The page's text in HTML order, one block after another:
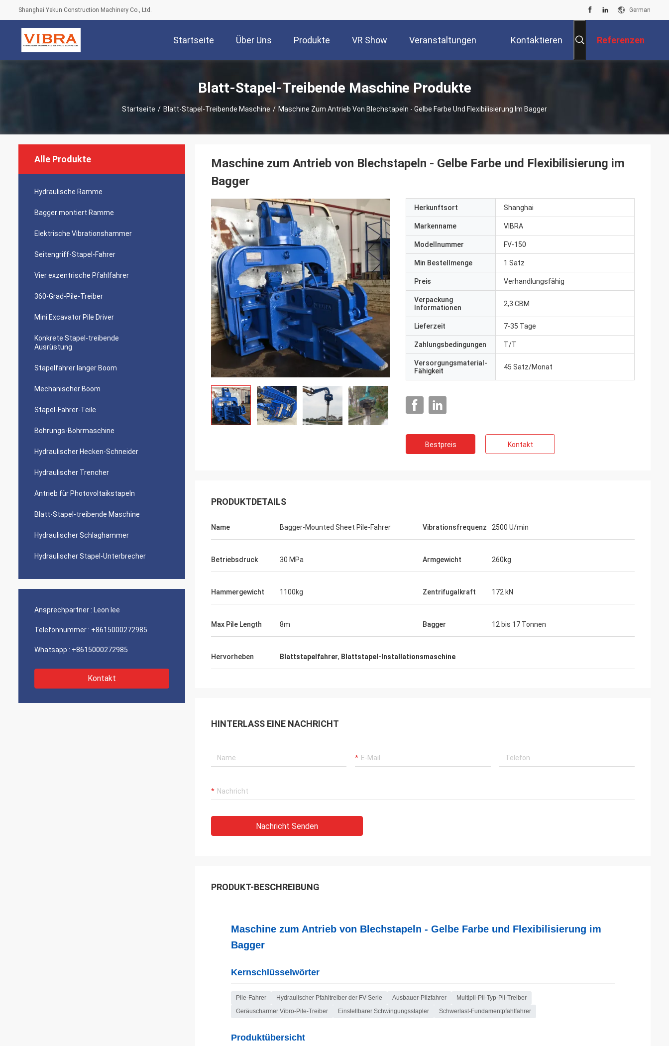
Shanghai Yekun Construction Machinery Co., Ltd. German
Startseite Über Uns Produkte VR Show Veranstaltungen Kontaktieren Referenzen
Blatt-Stapel-Treibende Maschine Produkte
Startseite / Blatt-Stapel-Treibende Maschine / Maschine Zum Antrieb Von Blechstapeln - Gelbe Farbe Und Flexibilisierung Im Bagger
Alle Produkte
Hydraulische Ramme
Bagger montiert Ramme
Elektrische Vibrationshammer
Seitengriff-Stapel-Fahrer
Vier exzentrische Pfahlfahrer
360-Grad-Pile-Treiber
Mini Excavator Pile Driver
Konkrete Stapel-treibende
Ausrüstung
Stapelfahrer langer Boom
Mechanischer Boom
Stapel-Fahrer-Teile
Bohrungs-Bohrmaschine
Hydraulischer Hecken-Schneider
Hydraulischer Trencher
Antrieb für Photovoltaikstapeln
Blatt-Stapel-treibende Maschine
Hydraulischer Schlaghammer
Hydraulischer Stapel-Unterbrecher
Ansprechpartner : Leon lee
Telefonnummer : +8615000272985
Whatsapp : +8615000272985
Kontakt
Maschine zum Antrieb von Blechstapeln - Gelbe Farbe und Flexibilisierung im
Bagger
Herkunftsort Shanghai
Markenname VIBRA
Modellnummer FV-150
Min Bestellmenge 1 Satz
Preis Verhandlungsfähig
Verpackung
Informationen
2,3 CBM
Lieferzeit 7-35 Tage
Zahlungsbedingungen T/T
Versorgungsmaterial-
Fähigkeit
45 Satz/Monat
Bestpreis Kontakt
PRODUKTDETAILS
Name Bagger-Mounted Sheet Pile-Fahrer Vibrationsfrequenz 2500 U/min
Betriebsdruck 30 MPa Armgewicht 260kg
Hammergewicht 1100kg Zentrifugalkraft 172 kN
Max Pile Length 8m Bagger 12 bis 17 Tonnen
Hervorheben Blattstapelfahrer, Blattstapel-Installationsmaschine
HINTERLASS EINE NACHRICHT
Nachricht Senden
PRODUKT-BESCHREIBUNG
Maschine zum Antrieb von Blechstapeln - Gelbe Farbe und Flexibilisierung im
Bagger
Kernschlüsselwörter
Pile-Fahrer Hydraulischer Pfahltreiber der FV-Serie Ausbauer-Pilzfahrer
Multipil-Pil-Typ-Pil-Treiber
Geräuscharmer Vibro-Pile-Treiber
Einstellbarer Schwingungsstapler Schwerlast-Fundamentpfahlfahrer
Produktübersicht